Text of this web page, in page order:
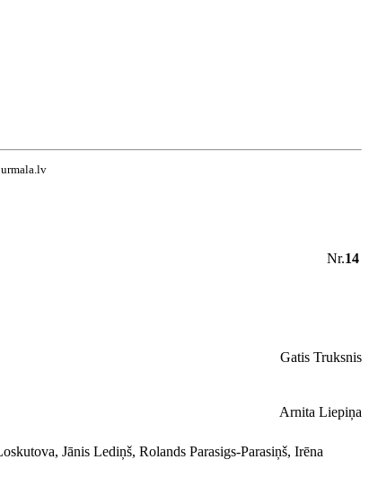
Nr.14
Gatis Truksnis
Arnita Liepiņa
Jānis Lediņš, Rolands Parasigs-Parasiņš, Irēna